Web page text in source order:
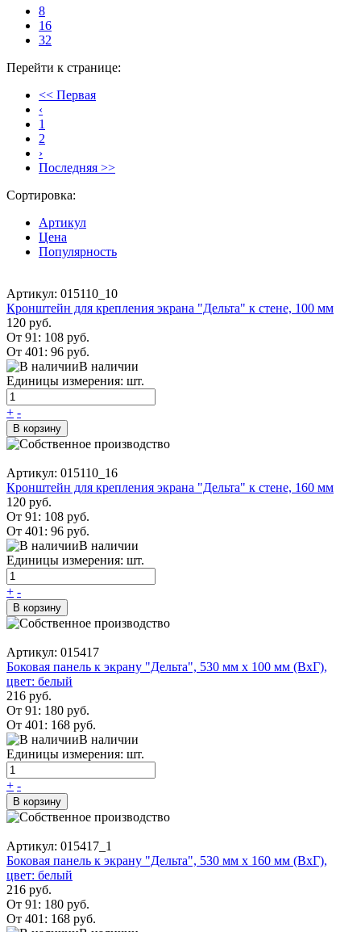
8
16
32
Перейти к странице:
<< Первая
‹
1
2
›
Последняя >>
Сортировка:
Артикул
Цена
Популярность
Артикул: 015110_10
Кронштейн для крепления экрана "Дельта" к стене, 100 мм
120 руб.
От 91: 108 руб.
От 401: 96 руб.
В наличии
Единицы измерения: шт.
+ -
В корзину
Артикул: 015110_16
Кронштейн для крепления экрана "Дельта" к стене, 160 мм
120 руб.
От 91: 108 руб.
От 401: 96 руб.
В наличии
Единицы измерения: шт.
+ -
В корзину
Артикул: 015417
Боковая панель к экрану "Дельта", 530 мм х 100 мм (ВхГ),
цвет: белый
216 руб.
От 91: 180 руб.
От 401: 168 руб.
В наличии
Единицы измерения: шт.
+ -
В корзину
Артикул: 015417_1
Боковая панель к экрану "Дельта", 530 мм х 160 мм (ВхГ),
цвет: белый
216 руб.
От 91: 180 руб.
От 401: 168 руб.